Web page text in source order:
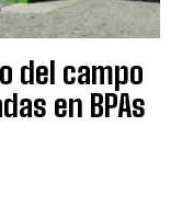
del campo
en BPAs